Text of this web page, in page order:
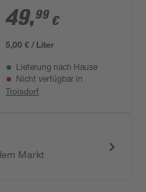
49,99 €
5,00 € / Liter
Lieferung nach Hause
Nicht verfügbar in
Troisdorf
Markt